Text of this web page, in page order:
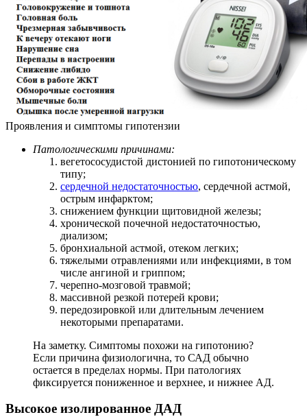
Проявления и симптомы гипотензии
Патологическими причинами:
вегетососудистой дистонией по гипотоническому
типу;
сердечной недостаточностью, сердечной астмой,
острым инфарктом;
снижением функции щитовидной железы;
хронической почечной недостаточностью,
диализом;
бронхиальной астмой, отеком легких;
тяжелыми отравлениями или инфекциями, в том
числе ангиной и гриппом;
черепно-мозговой травмой;
массивной резкой потерей крови;
передозировкой или длительным лечением
некоторыми препаратами.
На заметку. Симптомы похожи на гипотонию?
Если причина физиологична, то САД обычно
остается в пределах нормы. При патологиях
фиксируется пониженное и верхнее, и нижнее АД.
Высокое изолированное ДАД